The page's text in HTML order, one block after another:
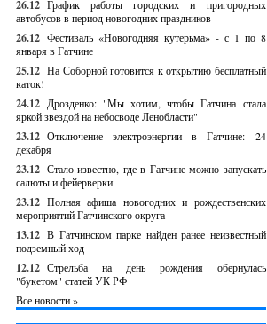
26.12 График работы городских и пригородных
автобусов в период новогодних праздников
26.12 Фестиваль «Новогодняя кутерьма» - с 1 по 8
января в Гатчине
25.12 На Соборной готовится к открытию бесплатный
каток!
24.12 Дрозденко: "Мы хотим, чтобы Гатчина стала
яркой звездой на небосводе Ленобласти"
23.12 Отключение электроэнергии в Гатчине: 24
декабря
23.12 Стало известно, где в Гатчине можно запускать
салюты и фейерверки
23.12 Полная афиша новогодних и рождественских
мероприятий Гатчинского округа
13.12 В Гатчинском парке найден ранее неизвестный
подземный ход
12.12 Стрельба на день рождения обернулась
"букетом" статей УК РФ
Все новости »